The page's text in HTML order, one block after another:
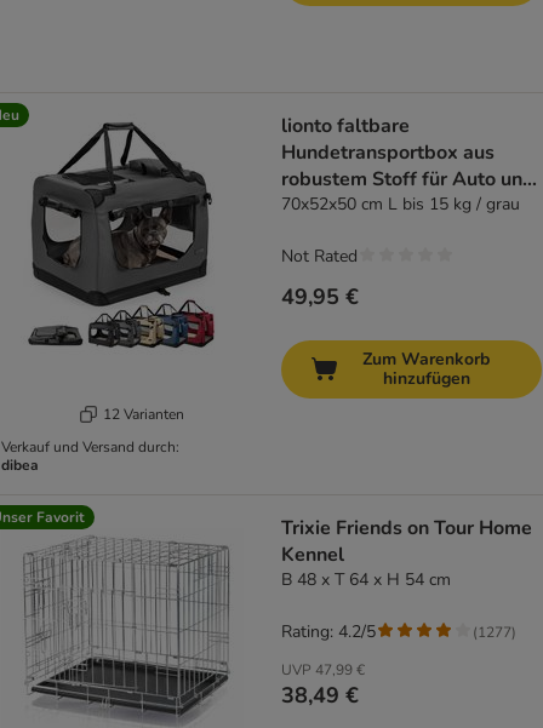
12 Varianten
Verkauf und Versand durch:
dibea
lionto faltbare
Hundetransportbox aus
robustem Stoff für Auto und
Reisen
70x52x50 cm L bis 15 kg / grau
49,95 €
Not Rated
Zum Warenkorb
hinzufügen
Favorit
Trixie Friends on Tour Home
Kennel
B 48 x T 64 x H 54 cm
UVP 47,99 €
38,49 €
Rating: 4.2/5 (1277)